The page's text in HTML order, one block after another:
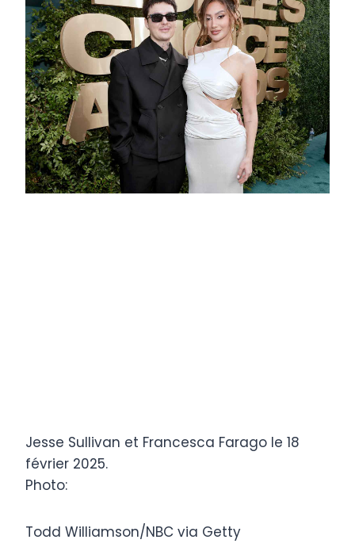
Jesse Sullivan et Francesca Farago le 18
février 2025.
Photo:
Todd Williamson/NBC via Getty